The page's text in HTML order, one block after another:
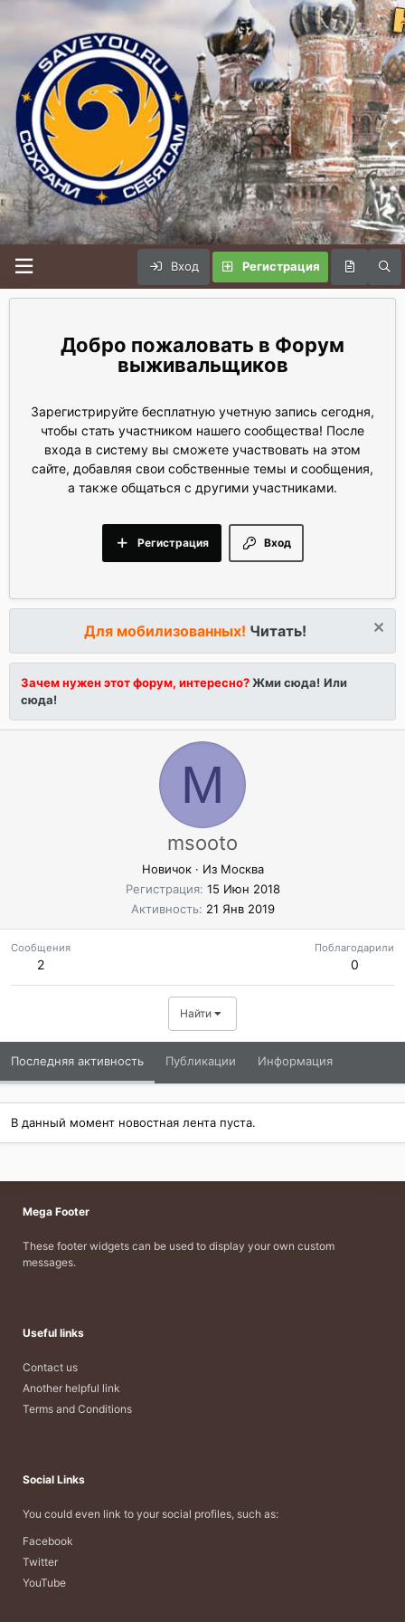
Вход Регистрация
Форум
выживальщиков
Зарегистрируйте бесплатную учетную запись сегодня,
чтобы стать участником нашего сообщества! После
входа в систему вы сможете участвовать на этом
сайте, добавляя свои собственные темы и сообщения,
а также общаться с другими участниками.
Вход
Регистрация
Для мобилизованных! Читать!
Зачем нужен этот форум, интересно?Жми сюда! Или
сюда!
M
msooto
Новичок · Из Москва
Регистрация 15 Июн 2018
Активность 21 Янв 2019
Сообщения
2
Поблагодарили
0
Найти
Последняя активность Публикации Информация
В данный момент новостная лента пуста.
Mega Footer
These footer widgets can be used to display your own custom
messages.
Useful links
Contact us
Another helpful link
Terms and Conditions
Social Links
You could even link to your social profiles, such as:
Facebook
Twitter
YouTube